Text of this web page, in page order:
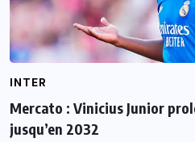
INTER
Mercato : Vinicius Junior
jusqu’en 2032